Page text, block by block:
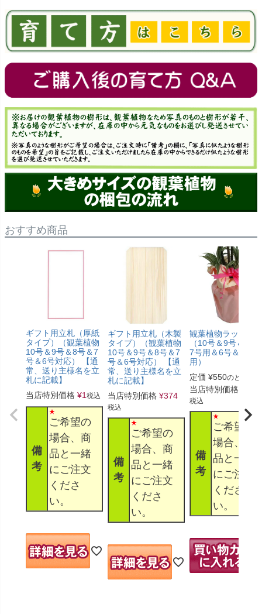
おすすめ商品
ギフト用立札（厚紙
タイプ）（観葉植物
10号＆9号＆8号＆7
号＆6号対応） 【通
常、送り主様名を立
札に記載】
当店特別価格 ¥1税込
備
考
ご希望の
場合、商
品と一緒
にご注文
くださ
い。
ギフト用立札（木製
タイプ）（観葉植物
10号＆9号＆8号＆7
号＆6号対応） 【通
常、送り主様名を立
札に記載】
当店特別価格 ¥374
税込
備
考
ご希望の
場合、商
品と一緒
にご注文
くださ
い。
観葉植物ラッピン
（10号＆9号＆8号
7号用＆6号＆5号
用）
定価 ¥550のところ
当店特別価格
税込
備
考
ご希望の
場合、商
品と一緒
にご注文
くださ
い。